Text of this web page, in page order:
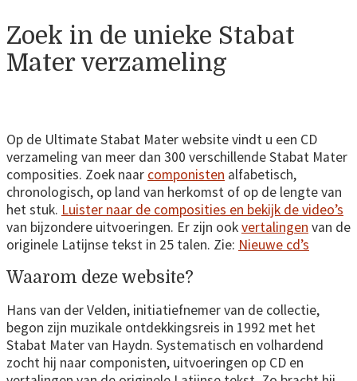
Zoek in de unieke Stabat
Mater verzameling
Op de Ultimate Stabat Mater website vindt u een CD
verzameling van meer dan 300 verschillende Stabat Mater
composities. Zoek naar componisten alfabetisch,
chronologisch, op land van herkomst of op de lengte van
het stuk. Luister naar de composities en bekijk de video’s
van bijzondere uitvoeringen. Er zijn ookvertalingen van de
originele Latijnse tekst in 25 talen. Zie: Nieuwe cd’s
Waarom deze website?
Hans van der Velden, initiatiefnemer van de collectie,
begon zijn muzikale ontdekkingsreis in 1992 met het
Stabat Mater van Haydn. Systematisch en volhardend
zocht hij naar componisten, uitvoeringen op CD en